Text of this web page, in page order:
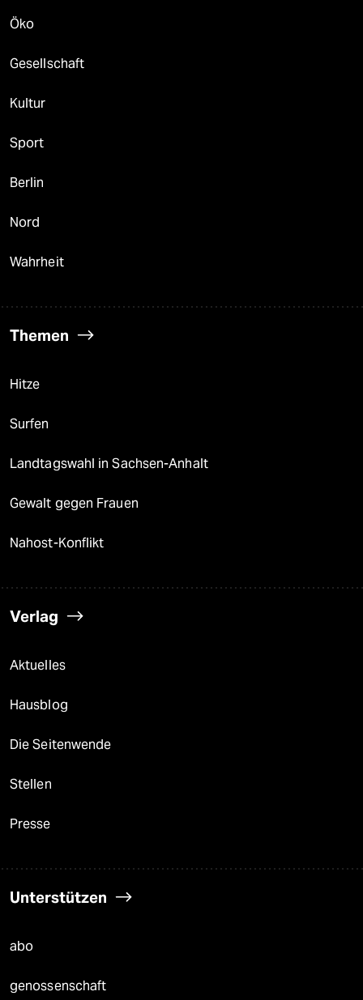
Öko
Gesellschaft
Kultur
Sport
Berlin
Nord
Wahrheit
Themen
Hitze
Surfen
Landtagswahl in Sachsen-Anhalt
Gewalt gegen Frauen
Nahost-Konflikt
Verlag
Aktuelles
Hausblog
Die Seitenwende
Stellen
Presse
Unterstützen
abo
genossenschaft